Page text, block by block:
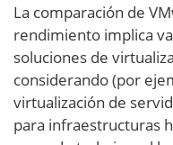
La comparación de
rendimiento implica
soluciones de
considerando (por
virtualización de
para infraestructuras